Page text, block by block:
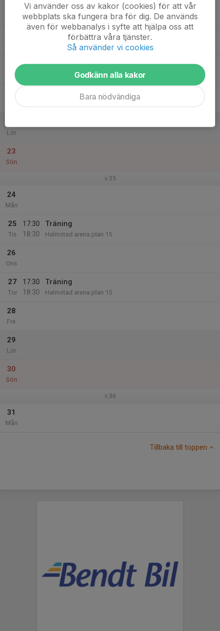
17:30
18:30
Träning
Halmstad arena plan 15
Tor
17:30
Träning
Halmstad arena plan 15
Lör
23
Sön
v.35
24
Mån
25
Tis
17:30
18:30
Träning
Halmstad arena plan 15
26
Ons
27
Tor
17:30
18:30
Träning
Halmstad arena plan 15
28
Fre
29
Lör
30
Sön
v.36
31
Mån
Tillbaka till toppen
Vi använder oss av kakor (cookies) för att vår
webbplats ska fungera bra för dig. De används
även för webbanalys i syfte att hjälpa oss att
förbättra våra tjänster.
Så använder vi cookies
Godkänn alla kakor
Bara nödvändiga